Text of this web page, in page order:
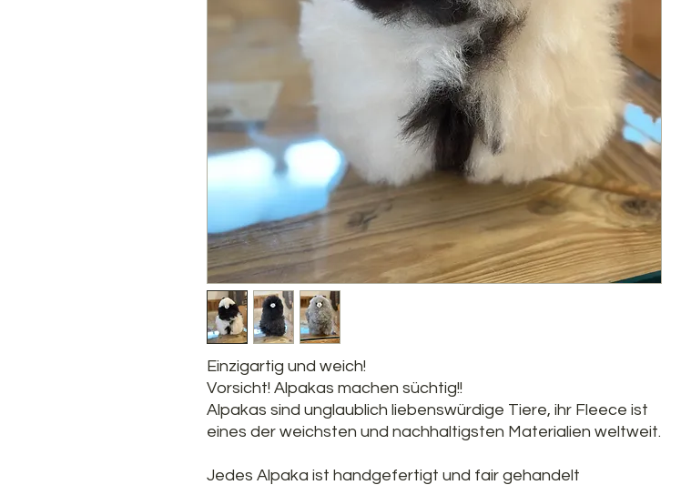
Einzigartig und weich!
Vorsicht! Alpakas machen süchtig!!
Alpakas sind unglaublich liebenswürdige Tiere, ihr Fleece ist
eines der weichsten und nachhaltigsten Materialien weltweit.
Jedes Alpaka ist handgefertigt und fair gehandelt